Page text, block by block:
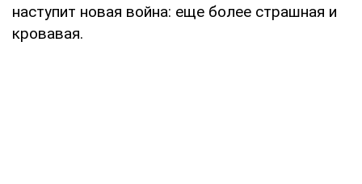
наступит новая война: еще более страшная и
кровавая.